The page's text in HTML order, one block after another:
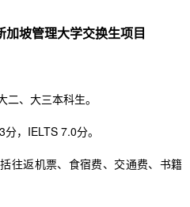
加坡管理大学交换生项目
、大三本科生。
，IELTS 7.0分。
往返机票、食宿费、交通费、书籍